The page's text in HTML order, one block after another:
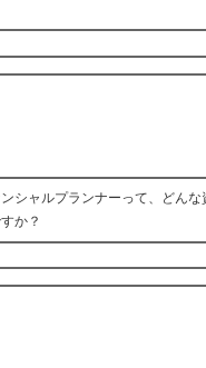
シャルプランナーって、どんな
か？